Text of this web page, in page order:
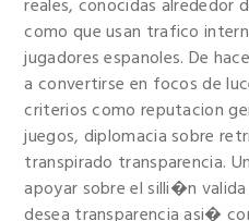
reales, conocidas
como que usan trafico
jugadores espanoles. De
a convertirse en focos de
criterios como reputacion
juegos, diplomacia sobre
transpirado transparencia.
apoyar sobre el silli�n